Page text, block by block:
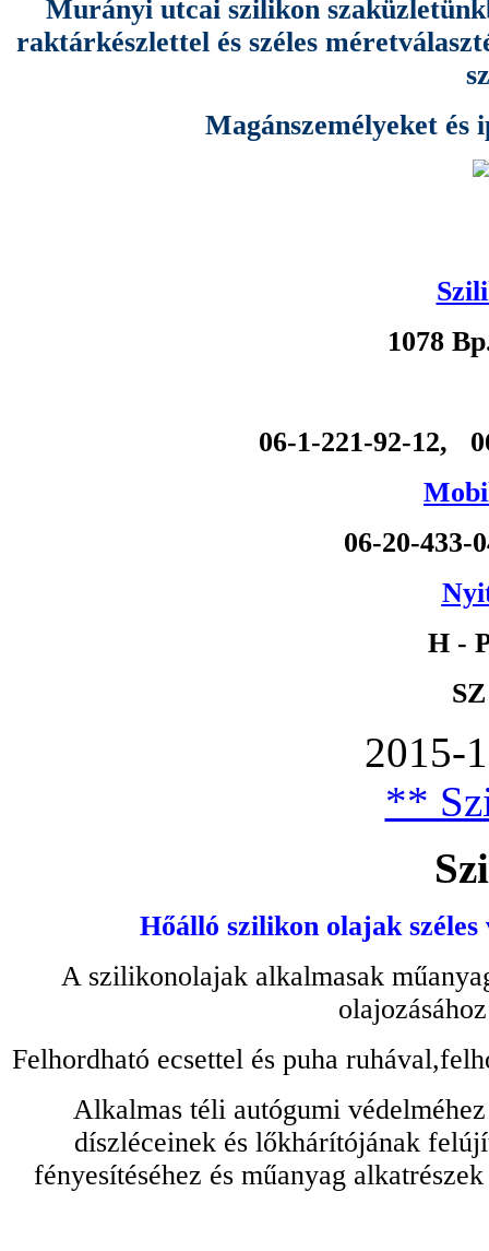
Murányi utcai szilikon
raktárkészlettel és széles
Magánszemélyeket és
1078
06-1-221-92-12,
06-20-
H -
2015-
**
Hőálló szilikon olajak
A szilikonolajak alkalmasak
Felhordható ecsettel és puha
Alkalmas téli autógumi
díszléceinek és lőkhárítójának
fényesítéséhez és műanyag